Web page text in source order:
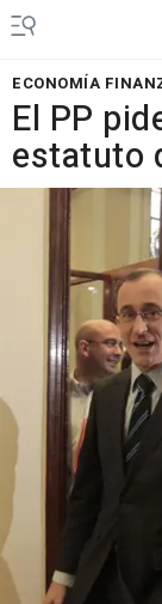
ECONOMÍA
El PP
estatuto